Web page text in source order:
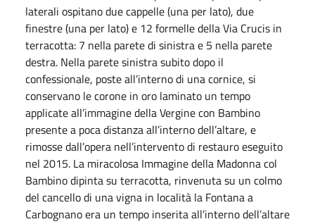
laterali ospitano due cappelle (una per lato), due
finestre (una per lato) e 12 formelle della Via Crucis in
terracotta: 7 nella parete di sinistra e 5 nella parete
destra. Nella parete sinistra subito dopo il
confessionale, poste all’interno di una cornice, si
conservano le corone in oro laminato un tempo
applicate all’immagine della Vergine con Bambino
presente a poca distanza all’interno dell’altare, e
rimosse dall’opera nell’intervento di restauro eseguito
nel 2015. La miracolosa Immagine della Madonna col
Bambino dipinta su terracotta, rinvenuta su un colmo
del cancello di una vigna in località la Fontana a
Carbognano era un tempo inserita all’interno dell’altare